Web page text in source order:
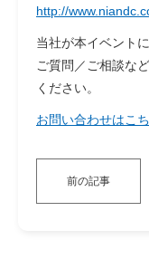
http://
当社が本イベント
ご質問／ご相談な
ください。
お問い合わせはこ
前の記事